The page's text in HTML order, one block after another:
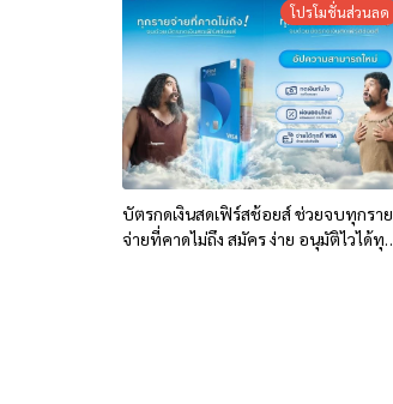
โปรโมชั่นส่วนลด
บัตรกดเงินสดเฟิร์สช้อยส์ ช่วยจบทุกราย
จ่ายที่คาดไม่ถึง สมัคร ง่าย อนุมัติไวได้ทุก